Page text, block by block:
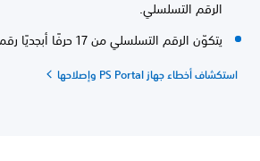
الرقم التسلسلي.
يتكوّن الرقم التسلسلي من 17 حرفًا أبجديًا رقميًا.
استكشاف أخطاء جهاز PS Portal وإصلاحها